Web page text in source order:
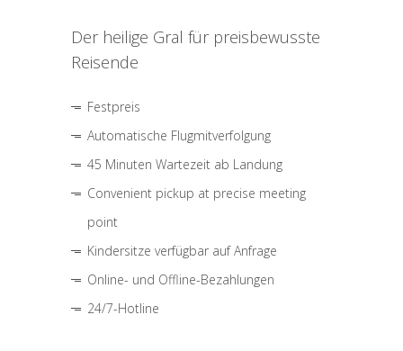
Der heilige Gral für preisbewusste
Reisende
Festpreis
Automatische Flugmitverfolgung
45 Minuten Wartezeit ab Landung
Convenient pickup at precise meeting
point
Kindersitze verfügbar auf Anfrage
Online- und Offline-Bezahlungen
24/7-Hotline